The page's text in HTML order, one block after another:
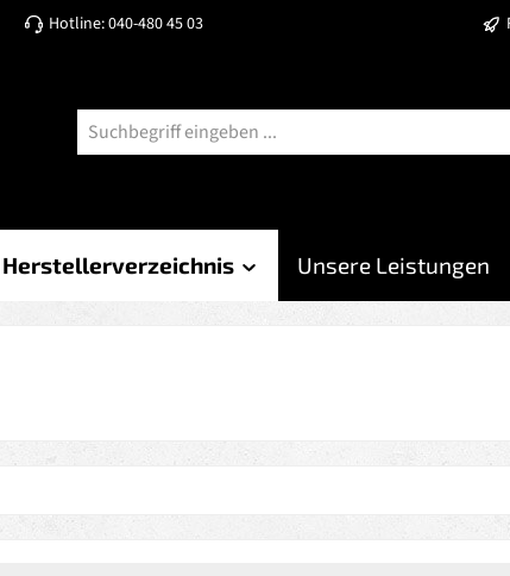
Hotline: 040-480 45 03
Herstellerverzeichnis Unsere Leistungen